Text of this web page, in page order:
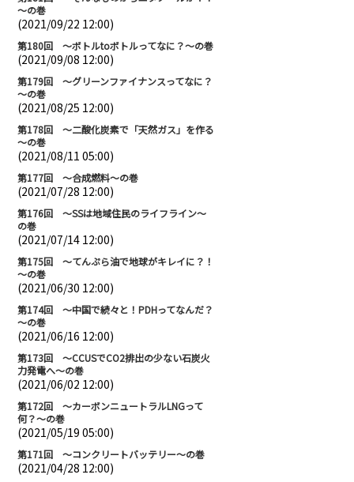
～の巻
(2021/09/22 12:00)
第180回 ～ボトルtoボトルってなに？～の巻
(2021/09/08 12:00)
第179回 ～グリーンファイナンスってなに？
～の巻
(2021/08/25 12:00)
第178回 ～二酸化炭素で「天然ガス」を作る
～の巻
(2021/08/11 05:00)
第177回 ～合成燃料～の巻
(2021/07/28 12:00)
第176回 ～SSは地域住民のライフライン～
の巻
(2021/07/14 12:00)
第175回 ～てんぷら油で地球がキレイに？！
～の巻
(2021/06/30 12:00)
第174回 ～中国で続々と！PDHってなんだ？
～の巻
(2021/06/16 12:00)
第173回 ～CCUSでCO2排出の少ない石炭火
力発電へ～の巻
(2021/06/02 12:00)
第172回 ～カーボンニュートラルLNGって
何？～の巻
(2021/05/19 05:00)
第171回 ～コンクリートバッテリー～の巻
(2021/04/28 12:00)